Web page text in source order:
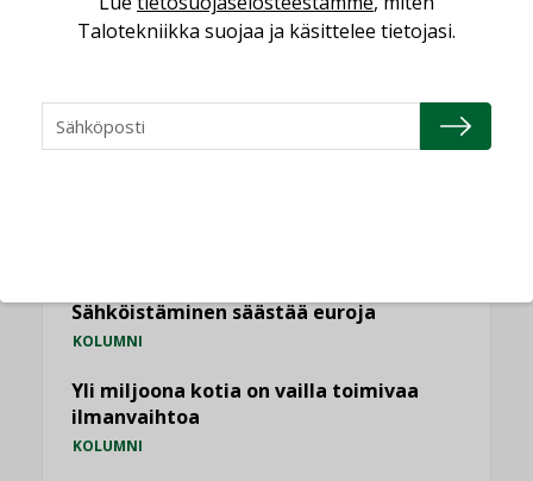
NÄKÖKULMIA
Sähköistäminen säästää euroja
KOLUMNI
Yli miljoona kotia on vailla toimivaa
ilmanvaihtoa
KOLUMNI
Talotekniikka suojaa ja käsittelee tietojasi.